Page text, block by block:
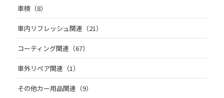
車検（8）
車内リフレッシュ関連（21）
コーティング関連（67）
車外リペア関連（1）
その他カー用品関連（9）